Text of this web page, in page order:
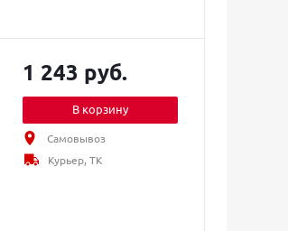
1 243 руб.
В корзину
Самовывоз
Курьер, ТК